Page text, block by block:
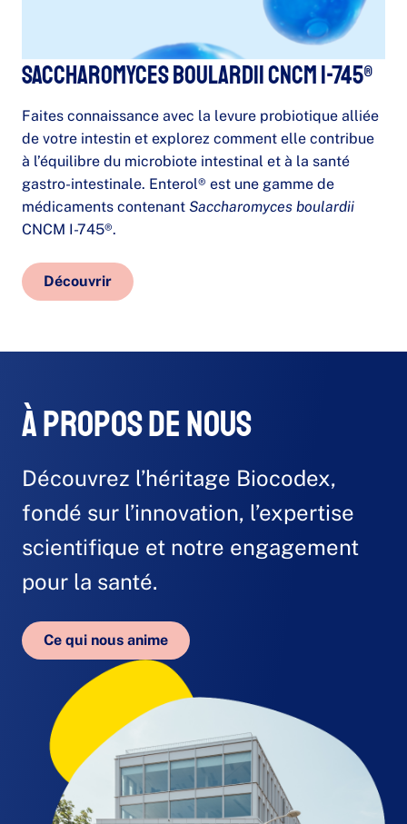
Saccharomyces boulardii CNCM I-745®
Faites connaissance avec la levure probiotique alliée
de votre intestin et explorez comment elle contribue
à l’équilibre du microbiote intestinal et à la santé
gastro-intestinale. Enterol® est une gamme de
médicaments contenant Saccharomyces boulardii
CNCM I-745®.
Découvrir
À propos de nous
Découvrez l’héritage Biocodex,
fondé sur l’innovation, l’expertise
scientifique et notre engagement
pour la santé.
Ce qui nous anime